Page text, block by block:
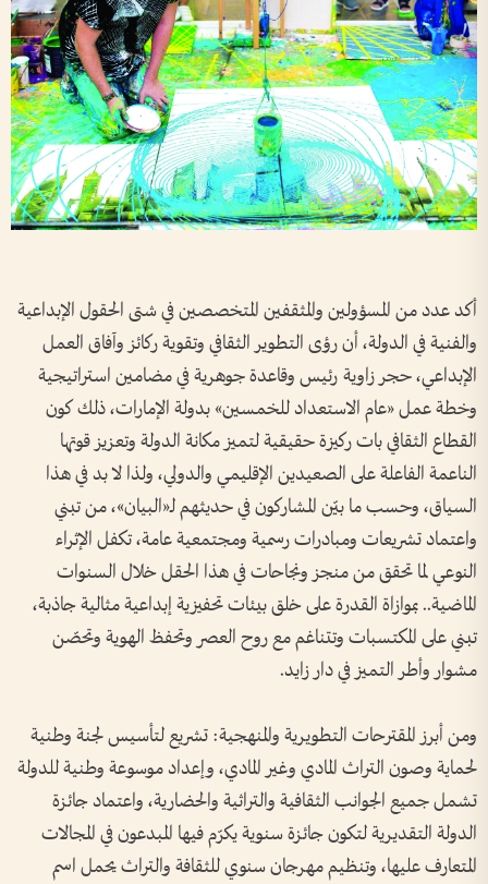
أكد عدد من المسؤولين والمثقفين المتخصصين في شتى الحقول الإبداعية
والفنية في الدولة، أن رؤى التطوير الثقافي وتقوية ركائز وآفاق العمل
الإبداعي، حجر زاوية رئيس وقاعدة جوهرية في مضامين استراتيجية
وخطة عمل «عام الاستعداد للخمسين» بدولة الإمارات، ذلك كون
القطاع الثقافي بات ركيزة حقيقية لتميز مكانة الدولة وتعزيز قوتها
الناعمة الفاعلة على الصعيدين الإقليمي والدولي، ولذا لا بد في هذا
السياق، وحسب ما بيّن المشاركون في حديثهم لـ«البيان»، من تبني
واعتماد تشريعات ومبادرات رسمية ومجتمعية عامة، تكفل الإثراء
النوعي لما تحقق من منجز ونجاحات في هذا الحقل خلال السنوات
الماضية.. بموازاة القدرة على خلق بيئات تحفيزية إبداعية مثالية جاذبة،
تبني على المكتسبات وتتناغم مع روح العصر وتحفظ الهوية وتحصّن
مشوار وأطر التميز في دار زايد.
ومن أبرز المقترحات التطويرية والمنهجية: تشريع لتأسيس لجنة وطنية
لحماية وصون التراث المادي وغير المادي، وإعداد موسوعة وطنية للدولة
تشمل جميع الجوانب الثقافية والتراثية والحضارية، واعتماد جائزة
الدولة التقديرية لتكون جائزة سنوية يكرّم فيها المبدعون في المجالات
المتعارف عليها، وتنظيم مهرجان سنوي للثقافة والتراث يحمل اسم